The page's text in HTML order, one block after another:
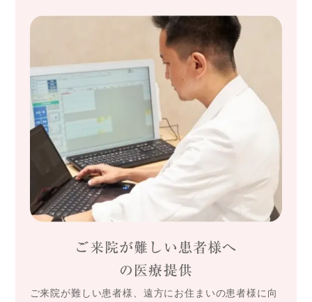
ご来院が難しい患者様へ
の医療提供
ご来院が難しい患者様、遠方にお住まいの患者様に向